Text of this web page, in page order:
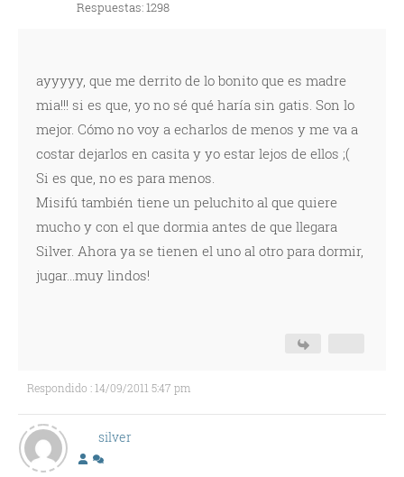
Respuestas: 1298
ayyyyy, que me derrito de lo bonito que es madre
mia!!! si es que, yo no sé qué haría sin gatis. Son lo
mejor. Cómo no voy a echarlos de menos y me va a
costar dejarlos en casita y yo estar lejos de ellos ;(
Si es que, no es para menos.
Misifú también tiene un peluchito al que quiere
mucho y con el que dormia antes de que llegara
Silver. Ahora ya se tienen el uno al otro para dormir,
jugar...muy lindos!
Respondido : 14/09/2011 5:47 pm
silver